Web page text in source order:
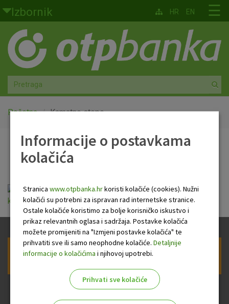
Skoči na glavni sadržaj
Izbornik
Građani
Privatno bankarstvo
Agro
Mala poduzeća i obrtnici
Srednja i velika poduzeća
Globalna tržišta
Faktoring
O nama
☰
HR EN
Početna Kamatne stope
Kamatne stope
kamatne_stope_vrijedece_11_sijecnja_2017.pdf
Prijava na newsletter OTP banke
Informacije o postavkama
kolačića
Stranica www.otpbanka.hrkoristi kolačiće (cookies). Nužni
kolačići su potrebni za ispravan rad internetske stranice.
Ostale kolačiće koristimo za bolje korisničko iskustvo i
prikaz relevantnih oglasa i sadržaja. Postavke kolačića
možete promijeniti na "Izmjeni postavke kolačića" te
prihvatiti sve ili samo neophodne kolačiće. Detaljnije
informacije o kolačićima i njihovoj upotrebi.
Prihvati sve kolačiće